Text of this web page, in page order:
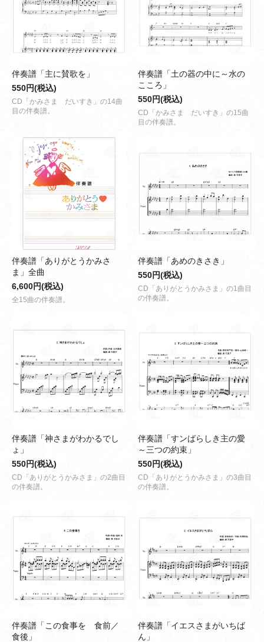
伴奏譜「主に賛歌を」
550円(税込)
CD「かみさま だいすき」の14曲
目の伴奏譜。
伴奏譜「土の器の中に～水の
こころ」
550円(税込)
CD「かみさま だいすき」の15曲
目の伴奏譜。
伴奏譜「ありがとうかみさ
ま」全曲
6,600円(税込)
全15曲の伴奏譜。
伴奏譜「あめのきさき」
550円(税込)
CD「ありがとうかみさま」の1曲目
の伴奏譜。
伴奏譜「神さまがわかるでし
ょ」
550円(税込)
CD「ありがとうかみさま」の2曲目
の伴奏譜。
伴奏譜「すンばらしき主の愛
～三つの約束」
550円(税込)
CD「ありがとうかみさま」の3曲目
の伴奏譜。
伴奏譜「この食事を 食前／
食後」
伴奏譜「イエスさまがいちば
ん」